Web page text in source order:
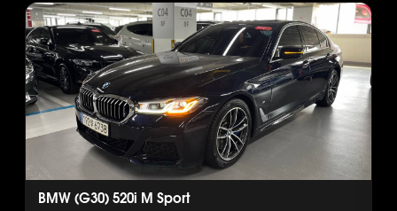
BMW (G30) 520i M Sport